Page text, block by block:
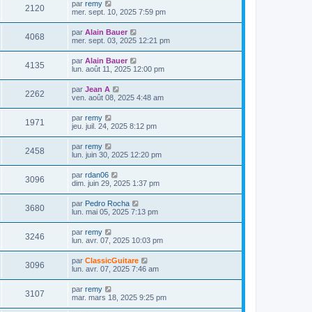
a
g
e
m
e
s
s
a
g
e
i
e
r
m
e
s
s
a
g
e
2120V
u
D
e
i
e
r
m
e
s
s
a
g
e
par remy
mer. sept. 10, 2025 7:59 pm
4068
u
D
e
i
e
r
m
e
s
s
a
g
e
par Alain Bauer
mer. sept. 03, 2025 12:21 pm
4135
u
D
e
i
e
r
m
e
s
s
a
g
e
par Alain Bauer
lun. août 11, 2025 12:00 pm
2262
u
D
e
i
e
r
m
e
s
s
a
g
e
par Jean A
ven. août 08, 2025 4:48 am
1971
u
D
e
i
e
r
m
e
s
s
a
g
e
par remy
jeu. juil. 24, 2025 8:12 pm
2458
u
D
e
i
e
r
m
e
s
s
a
g
e
par remy
lun. juin 30, 2025 12:20 pm
3096
u
D
e
i
e
r
m
e
s
s
a
g
e
par rdan06
dim. juin 29, 2025 1:37 pm
3680V
u
D
e
i
e
r
m
e
s
s
a
g
par Pedro Rocha
lun. mai 05, 2025 7:13 pm
3246
u
D
e
i
e
r
m
e
s
par remy
lun. avr. 07, 2025 10:03 pm
3096
u
D
e
i
e
r
par ClassicGuitare
lun. avr. 07, 2025 7:46 am
3107
D
e
par remy
mar. mars 18, 2025 9:25 pm